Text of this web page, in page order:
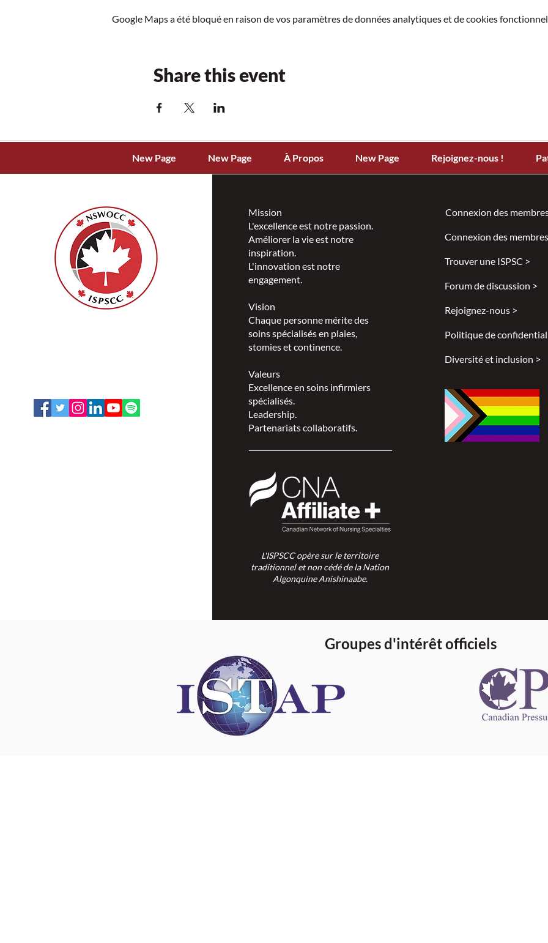
Google Maps a été bloqué en raison de vos paramètres de données analytiques et de cookies
Share this event
New Page New Page À Propos New Page Rejoignez-nous !
Mission
L'excellence est notre passion.
Améliorer la vie est notre
inspiration.
L'innovation est notre
engagement.
Vision
Chaque personne mérite des
soins spécialisés en plaies,
stomies et continence.
Valeurs
Excellence en soins infirmiers
spécialisés.
Leadership.
Partenariats collaboratifs.
L'ISPSCC opère sur le territoire
traditionnel et non cédé de la Nation
Algonquine Anishinaabe.
Connexion des
Connexion des
Trouver une ISPSC >
Forum de discussion >
Rejoignez-nous >
Politique de
Diversité et inclusion >
Groupes d'intérêt officiels